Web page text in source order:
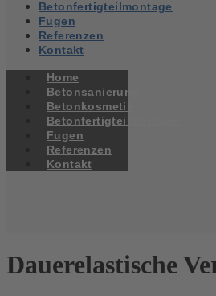
Zum
Inhalt
springen
Betonfertigteilmontage
Fugen
Referenzen
Kontakt
Home
Betonsanierung
Betonkosmetik
Betonfertigteilmontage
Fugen
Referenzen
Kontakt
Dauerelastische